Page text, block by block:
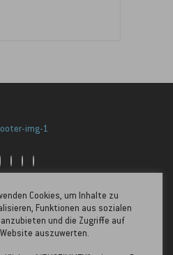
6, 26506 Norden
1732855
Folge uns
Cookies, um Inhalte zu
Funktionen aus sozialen
anzubieten und die Zugriffe auf
auszuwerten.